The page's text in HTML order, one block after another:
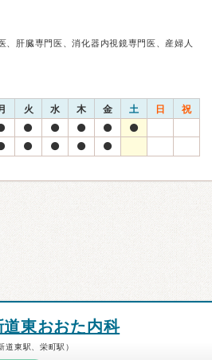
、肝臓専門医、消化器内視鏡専門医、産婦人
火 水 木 金 土 日 祝
東おおた内科
道東駅、栄町駅）